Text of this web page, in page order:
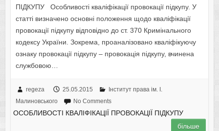
ПІДКУПУ Особливості кваліфікації провокації підкупу. У
статті визначено основні положення щодо кваліфікації
провокації підкупу відповідно до ст. 370 Кримінального
кодексу України. Зокрема, проаналізовано кваліфікуючу
ознаку провокації підкупу – провокація підкупу, вчинена
службовою…
regeza 25.05.2015
Інститут права ім. І.
Малиновського
No Comments
ОСОБЛИВОСТІ КВАЛІФІКАЦІЇ ПРОВОКАЦІЇ ПІДКУПУ
більше